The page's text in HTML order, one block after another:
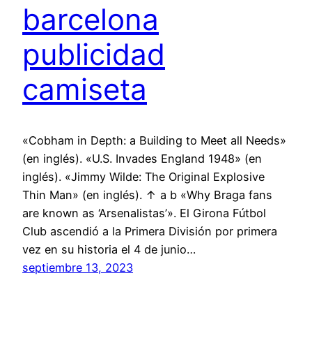
barcelona
publicidad
camiseta
«Cobham in Depth: a Building to Meet all Needs»
(en inglés). «U.S. Invades England 1948» (en
inglés). «Jimmy Wilde: The Original Explosive
Thin Man» (en inglés). ↑ a b «Why Braga fans
are known as ‘Arsenalistas’». El Girona Fútbol
Club ascendió a la Primera División por primera
vez en su historia el 4 de junio…
septiembre 13, 2023